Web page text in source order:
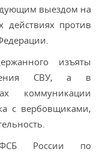
выездом на
действиях против
изъяты
СВУ, а в
коммуникации
с вербовщиками,
России по